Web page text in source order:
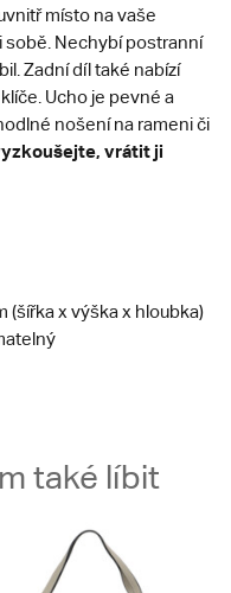
místo na vaše
sobě. Nechybí postranní
Zadní díl také nabízí
Ucho je pevné a
nošení na rameni či
vrátit ji
(šířka x výška x hloubka)
také líbit